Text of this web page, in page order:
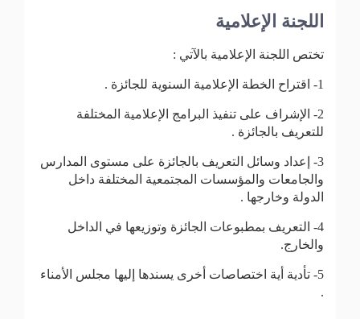
اللجنة الإعلامية
تختص اللجنة الإعلامية بالآتي :
1- اقتراح الخطة الإعلامية السنوية للجائزة .
2- الإشراف على تنفيذ البرامج الإعلامية المختلفة
للتعريف بالجائزة .
3- إعداد وسائل التعريف بالجائزة على مستوى المدارس
والجامعات والمؤسسات المجتمعية المختلفة داخل
الدولة وخارجها .
4- التعريف بمطبوعات الجائزة وتوزيعها في الداخل
والخارج.
5- تأدية أية اختصاصات أخرى يسندها إليها مجلس الأمناء
.